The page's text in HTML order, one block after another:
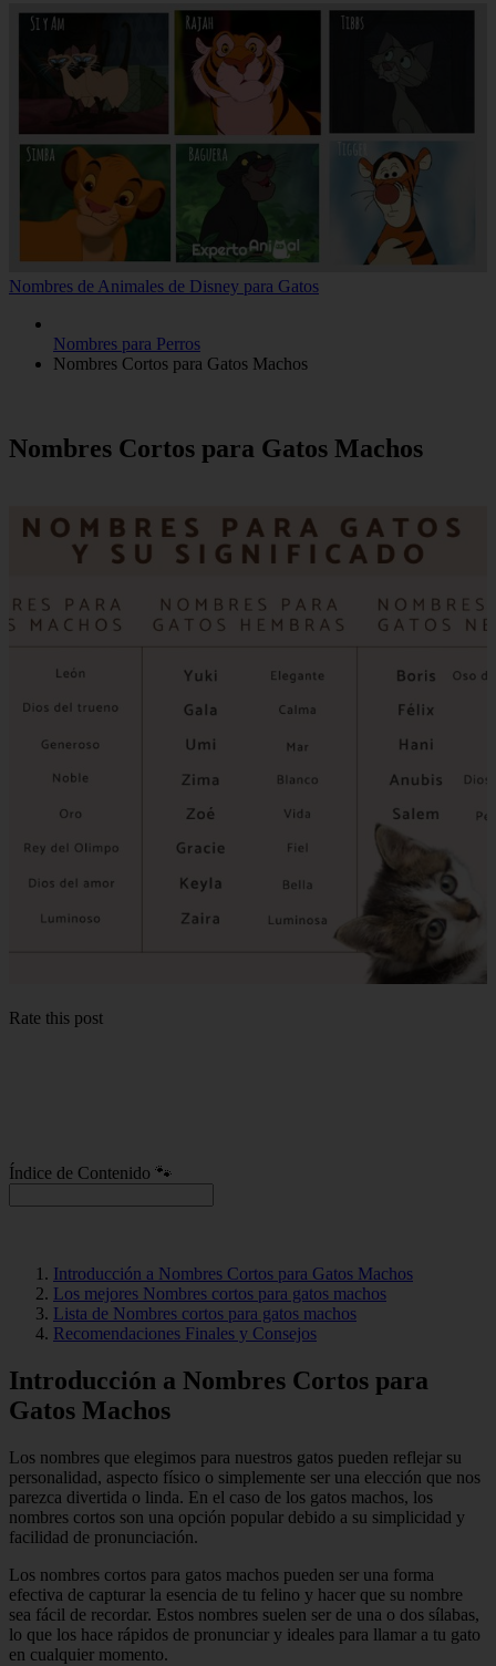
Nombres de Animales de Disney para Gatos
Nombres para Perros
Nombres Cortos para Gatos Machos
Nombres Cortos para Gatos Machos
Rate this post
Índice de Contenido 🐾
Introducción a Nombres Cortos para Gatos Machos
Los mejores Nombres cortos para gatos machos
Lista de Nombres cortos para gatos machos
Recomendaciones Finales y Consejos
Introducción a Nombres Cortos para
Gatos Machos
Los nombres que elegimos para nuestros gatos pueden reflejar su
personalidad, aspecto físico o simplemente ser una elección que nos
parezca divertida o linda. En el caso de los gatos machos, los
nombres cortos son una opción popular debido a su simplicidad y
facilidad de pronunciación.
Los nombres cortos para gatos machos pueden ser una forma
efectiva de capturar la esencia de tu felino y hacer que su nombre
sea fácil de recordar. Estos nombres suelen ser de una o dos sílabas,
lo que los hace rápidos de pronunciar y ideales para llamar a tu gato
en cualquier momento.